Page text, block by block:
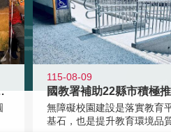
無礙征途
115-08-09
無障礙校園建設是落實教育
基石，也是提升教育環境品質